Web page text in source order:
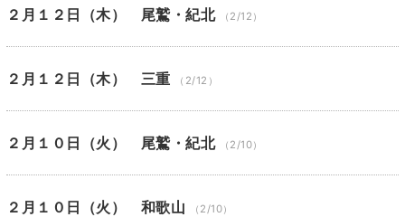
２月１２日（木） 尾鷲・紀北 （2/12）
２月１２日（木） 三重 （2/12）
２月１０日（火） 尾鷲・紀北 （2/10）
２月１０日（火） 和歌山 （2/10）